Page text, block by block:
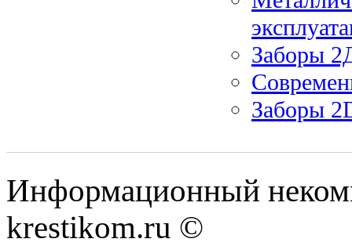
Заборы
Заборы
Информационный
krestikom.ru ©